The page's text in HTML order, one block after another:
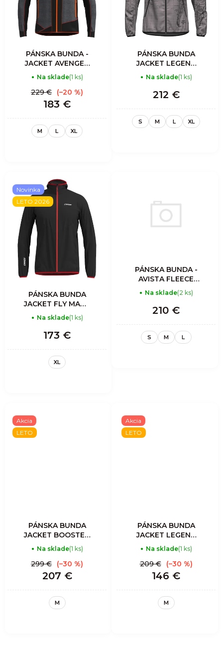
PÁNSKA BUNDA -
JACKET AVENGER
LIGHT MAN -
RESINA
Na sklade(1 ks)
183 €
229 € (–20 %)
M L XL
PÁNSKA BUNDA
JACKET LEGEND
SHELL - WANT FLY
Na sklade(1 ks)
212 €
S M L XL
Novinka
LETO 2026
PÁNSKA BUNDA
JACKET FLY MAN -
SLATE
Na sklade(1 ks)
173 €
XL
PÁNSKA BUNDA -
AVISTA FLEECE
JACKET MAN -
GRAY
Na sklade(2 ks)
210 €
S M L
Akcia
LETO
PÁNSKA BUNDA
JACKET BOOSTED
PROOF MAN -
ORIENTE
Na sklade(1 ks)
207 €
299 € (–30 %)
M
Akcia
LETO
PÁNSKA BUNDA
JACKET LEGEND
SHELL - PRINT
LOST
Na sklade(1 ks)
146 €
209 € (–30 %)
M